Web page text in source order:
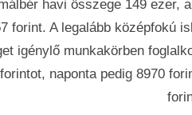
havi összege 149 ezer,
forint. A legalább középfokú
igénylő munkakörben
naponta pedig 8970